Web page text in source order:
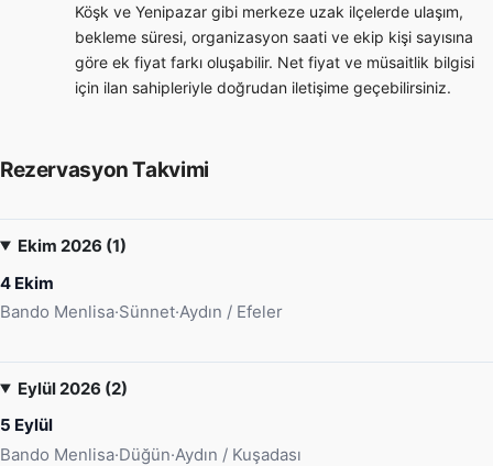
Köşk ve Yenipazar gibi merkeze uzak ilçelerde ulaşım,
bekleme süresi, organizasyon saati ve ekip kişi sayısına
göre ek fiyat farkı oluşabilir. Net fiyat ve müsaitlik bilgisi
için ilan sahipleriyle doğrudan iletişime geçebilirsiniz.
Rezervasyon Takvimi
Ekim 2026 (1)
4 Ekim
Bando Menlisa·Sünnet·Aydın / Efeler
Eylül 2026 (2)
5 Eylül
Bando Menlisa·Düğün·Aydın / Kuşadası